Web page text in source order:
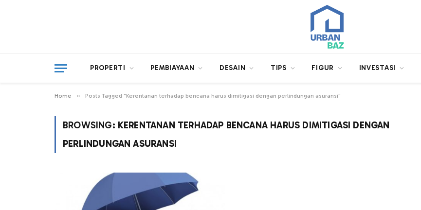
PROPERTI PEMBIAYAAN DESAIN TIPS FIGUR INVESTASI
Home » Posts Tagged "Kerentanan terhadap bencana harus dimitigasi dengan perlindungan asuransi"
BROWSING: KERENTANAN TERHADAP BENCANA HARUS DIMITIGASI DENGAN
PERLINDUNGAN ASURANSI